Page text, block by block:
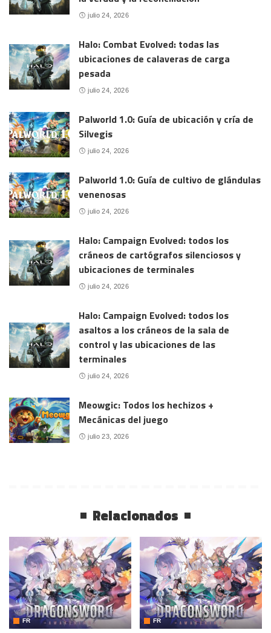
julio 24, 2026
Halo: Combat Evolved: todas las
ubicaciones de calaveras de carga
pesada
julio 24, 2026
Palworld 1.0: Guía de ubicación y cría de
Silvegis
julio 24, 2026
Palworld 1.0: Guía de cultivo de glándulas
venenosas
julio 24, 2026
Halo: Campaign Evolved: todos los
cráneos de cartógrafos silenciosos y
ubicaciones de terminales
julio 24, 2026
Halo: Campaign Evolved: todos los
asaltos a los cráneos de la sala de
control y las ubicaciones de las
terminales
julio 24, 2026
Meowgic: Todos los hechizos +
Mecánicas del juego
julio 23, 2026
Relacionados
FR FR